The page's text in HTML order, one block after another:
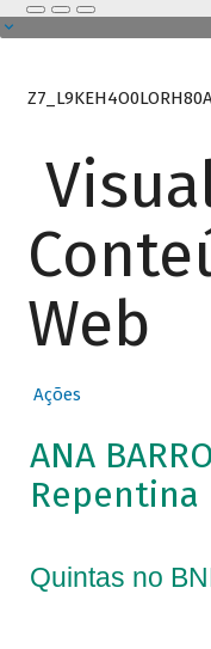
Web
Ações
ANA
Repentina
Quintas no